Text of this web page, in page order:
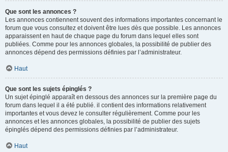
Que sont les annonces ?
Les annonces contiennent souvent des informations importantes concernant le
forum que vous consultez et doivent être lues dès que possible. Les annonces
apparaissent en haut de chaque page du forum dans lequel elles sont
publiées. Comme pour les annonces globales, la possibilité de publier des
annonces dépend des permissions définies par l’administrateur.
Haut
Que sont les sujets épinglés ?
Un sujet épinglé apparaît en dessous des annonces sur la première page du
forum dans lequel il a été publié. il contient des informations relativement
importantes et vous devez le consulter régulièrement. Comme pour les
annonces et les annonces globales, la possibilité de publier des sujets
épinglés dépend des permissions définies par l’administrateur.
Haut